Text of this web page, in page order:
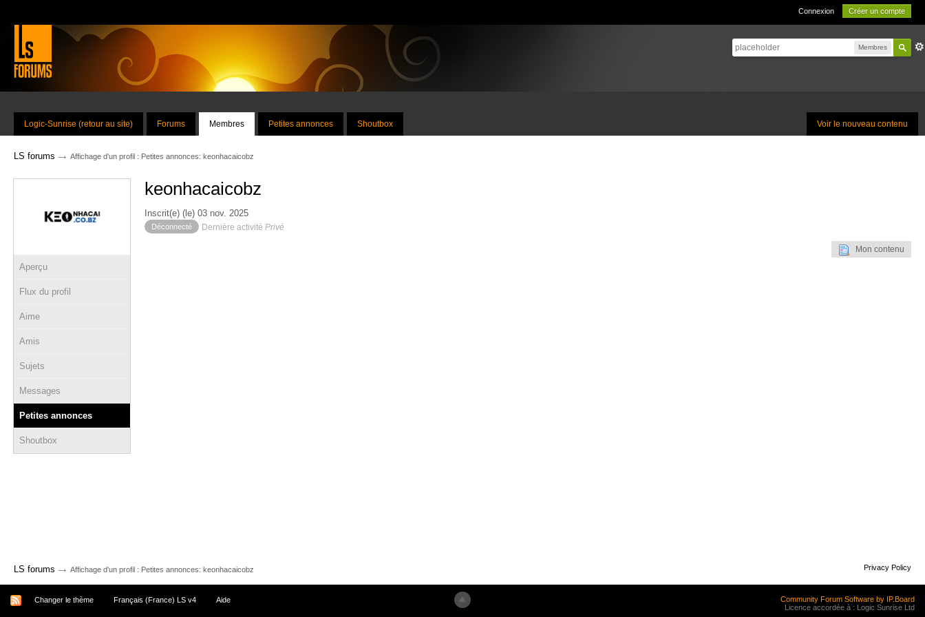
Connexion Créer un compte
Membres
Voir le nouveau contenu
Logic-Sunrise (retour au site) Forums Membres Petites annonces Shoutbox
LS forums → Affichage d'un profil : Petites annonces: keonhacaicobz
Aperçu
Flux du profil
Aime
Amis
Sujets
Messages
Petites annonces
Shoutbox
keonhacaicobz
Inscrit(e) (le) 03 nov. 2025
Déconnecté Dernière activité Privé
Mon contenu
LS forums → Affichage d'un profil : Petites annonces: keonhacaicobz Privacy Policy
Changer le thème Français (France) LS v4 Aide
Community Forum Software by IP.Board
Licence accordée à : Logic Sunrise Ltd